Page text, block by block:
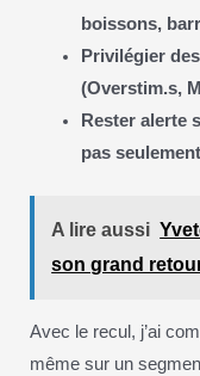
boissons,
Privilégier
(Overstim.s,
Rester alerte
pas
A lire aussi
son grand
Avec le recul, j’ai
même sur un